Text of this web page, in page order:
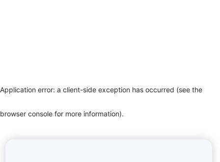
Application error: a client-side exception has occurred (see the
browser console for more information).